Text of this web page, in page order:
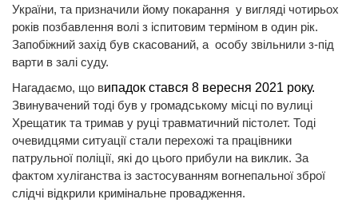
України, та призначили йому покарання у вигляді чотирьох
років позбавлення волі з іспитовим терміном в один рік.
Запобіжний захід був скасований, а особу звільнили з-під
варти в залі суду.
Нагадаємо, що випадок стався 8 вересня 2021 року.
Звинувачений тоді був у громадському місці по вулиці
Хрещатик та тримав у руці травматичний пістолет. Тоді
очевидцями ситуації стали перехожі та працівники
патрульної поліції, які до цього прибули на виклик. За
фактом хуліганства із застосуванням вогнепальної зброї
слідчі відкрили кримінальне провадження.